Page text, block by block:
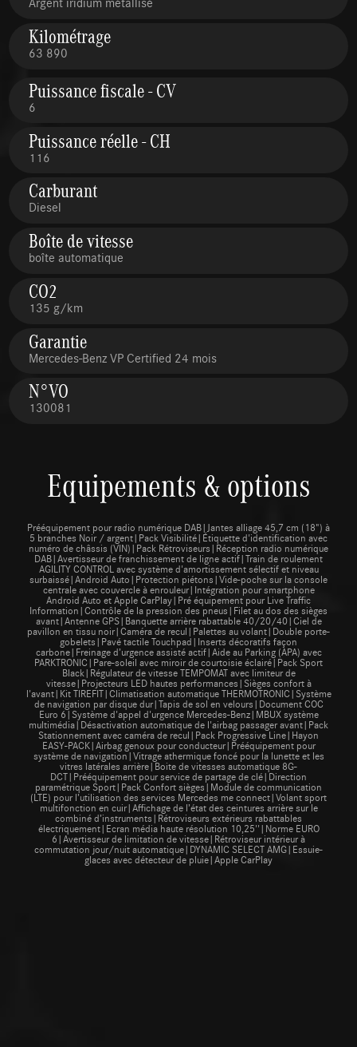
Kilométrage
63 890
Puissance fiscale - CV
6
Puissance réelle - CH
116
Carburant
Diesel
Boîte de vitesse
boîte automatique
CO2
135 g/km
Garantie
Mercedes-Benz VP Certified 24 mois
N°VO
130081
Equipements & options
Prééquipement pour radio numérique DAB|Jantes alliage 45,7 cm (18") à
5 branches Noir / argent|Pack Visibilité|Étiquette d'identification avec
numéro de châssis (VIN)|Pack Rétroviseurs|Réception radio numérique
DAB|Avertisseur de franchissement de ligne actif|Train de roulement
AGILITY CONTROL avec système d'amortissement sélectif et niveau
surbaissé|Android Auto|Protection piétons|Vide-poche sur la console
centrale avec couvercle à enrouleur|Intégration pour smartphone
Android Auto et Apple CarPlay|Pré équipement pour Live Traffic
Information|Contrôle de la pression des pneus|Filet au dos des sièges
avant|Antenne GPS|Banquette arrière rabattable 40/20/40|Ciel de
pavillon en tissu noir|Caméra de recul|Palettes au volant|Double porte-
gobelets|Pavé tactile Touchpad|Inserts décoratifs façon
carbone|Freinage d’urgence assisté actif|Aide au Parking (APA) avec
PARKTRONIC|Pare-soleil avec miroir de courtoisie éclairé|Pack Sport
Black|Régulateur de vitesse TEMPOMAT avec limiteur de
vitesse|Projecteurs LED hautes performances|Sièges confort à
l'avant|Kit TIREFIT|Climatisation automatique THERMOTRONIC|Système
de navigation par disque dur|Tapis de sol en velours|Document COC
Euro 6|Système d'appel d'urgence Mercedes-Benz|MBUX système
multimédia|Désactivation automatique de l'airbag passager avant|Pack
Stationnement avec caméra de recul|Pack Progressive Line|Hayon
EASY-PACK|Airbag genoux pour conducteur|Prééquipement pour
système de navigation|Vitrage athermique foncé pour la lunette et les
vitres latérales arrière|Boite de vitesses automatique 8G-
DCT|Prééquipement pour service de partage de clé|Direction
paramétrique Sport|Pack Confort sièges|Module de communication
(LTE) pour l’utilisation des services Mercedes me connect|Volant sport
multifonction en cuir|Affichage de l’état des ceintures arrière sur le
combiné d’instruments|Rétroviseurs extérieurs rabattables
électriquement|Ecran média haute résolution 10,25''|Norme EURO
6|Avertisseur de limitation de vitesse|Rétroviseur intérieur à
commutation jour/nuit automatique|DYNAMIC SELECT AMG|Essuie-
glaces avec détecteur de pluie|Apple CarPlay